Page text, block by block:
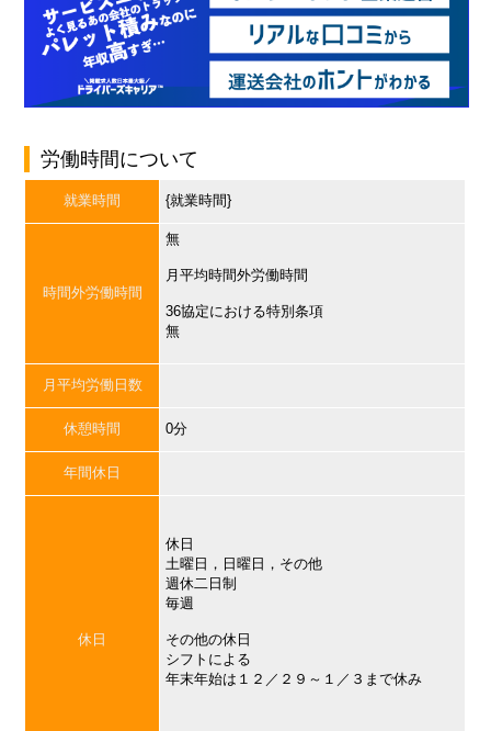
労働時間について
就業時間 {就業時間}
時間外労働時間
無
月平均時間外労働時間
36協定における特別条項
無
月平均労働日数
休憩時間 0分
年間休日
休日
休日
土曜日，日曜日，その他
週休二日制
毎週
その他の休日
シフトによる
年末年始は１２／２９～１／３まで休み